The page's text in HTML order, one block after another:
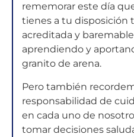
rememorar este día
tienes a tu disposición
acreditada y
aprendiendo y
granito de arena.
Pero también
responsabilidad de
en cada uno de
tomar decisiones